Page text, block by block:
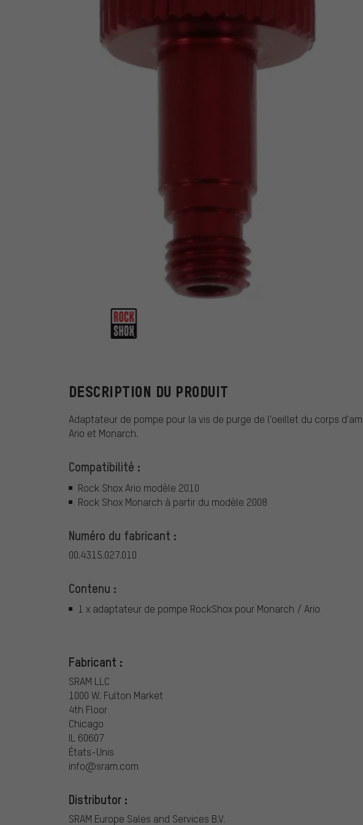
DESCRIPTION DU PRODUIT
Adaptateur de pompe pour la vis de purge de l'oeillet du corps
Ario et Monarch.
Compatibilité :
Rock Shox Ario modèle 2010
Rock Shox Monarch à partir du modèle 2008
Numéro du fabricant :
00.4315.027.010
Contenu :
1 x adaptateur de pompe RockShox pour Monarch / Ario
Fabricant :
SRAM LLC
1000 W. Fulton Market
4th Floor
Chicago
IL 60607
États-Unis
info@sram.com
Distributor :
SRAM Europe Sales and Services B.V.